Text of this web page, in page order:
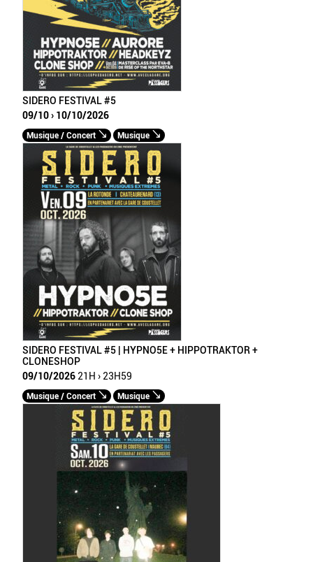
SIDERO FESTIVAL #5
09/10 › 10/10/2026
Musique / Concert Musique
SIDERO FESTIVAL #5 | HYPNO5E + HIPPOTRAKTOR +
CLONESHOP
09/10/2026 21H › 23H59
Musique / Concert Musique